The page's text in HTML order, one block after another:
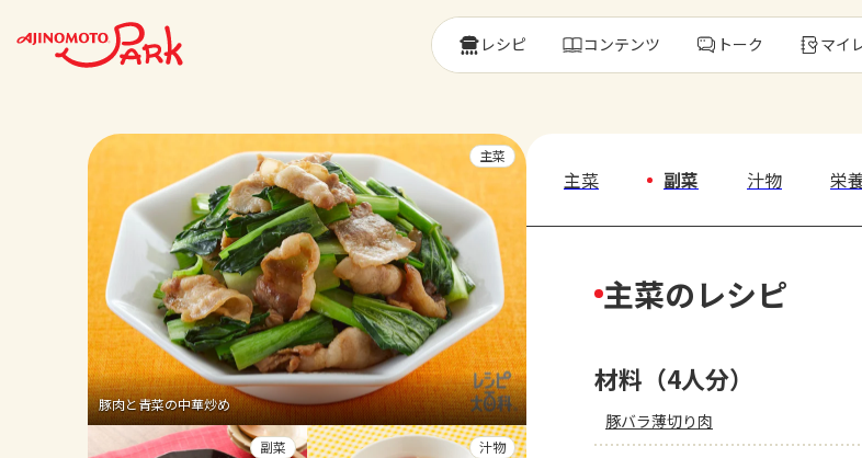
レシピ コンテンツ トーク マイ
豚肉と青菜の中華炒め
主菜
副菜 汁物
主菜 副菜 汁物 栄
主菜のレシピ
材料（4人分）
豚バラ薄切り肉